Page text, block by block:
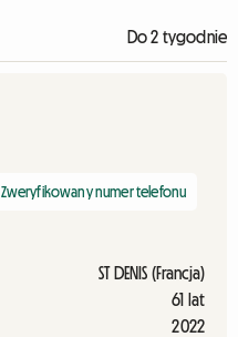
Do 2 tygodnie
Zweryfikowany numer telefonu
ST DENIS (Francja)
61 lat
2022